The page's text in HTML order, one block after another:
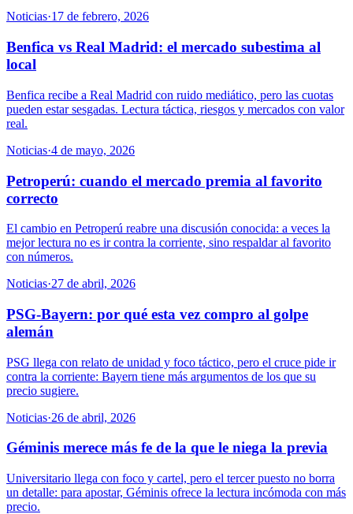
Noticias·17 de febrero, 2026
Benfica vs Real Madrid: el mercado subestima al
local
Benfica recibe a Real Madrid con ruido mediático, pero las cuotas
pueden estar sesgadas. Lectura táctica, riesgos y mercados con valor
real.
Noticias·4 de mayo, 2026
Petroperú: cuando el mercado premia al favorito
correcto
El cambio en Petroperú reabre una discusión conocida: a veces la
mejor lectura no es ir contra la corriente, sino respaldar al favorito
con números.
Noticias·27 de abril, 2026
PSG-Bayern: por qué esta vez compro al golpe
alemán
PSG llega con relato de unidad y foco táctico, pero el cruce pide ir
contra la corriente: Bayern tiene más argumentos de los que su
precio sugiere.
Noticias·26 de abril, 2026
Géminis merece más fe de la que le niega la previa
Universitario llega con foco y cartel, pero el tercer puesto no borra
un detalle: para apostar, Géminis ofrece la lectura incómoda con más
precio.